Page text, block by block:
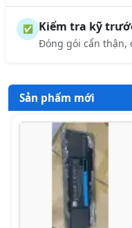
✅ Kiểm tra kỹ
Đóng gói cẩn thận,
Sản phẩm mới